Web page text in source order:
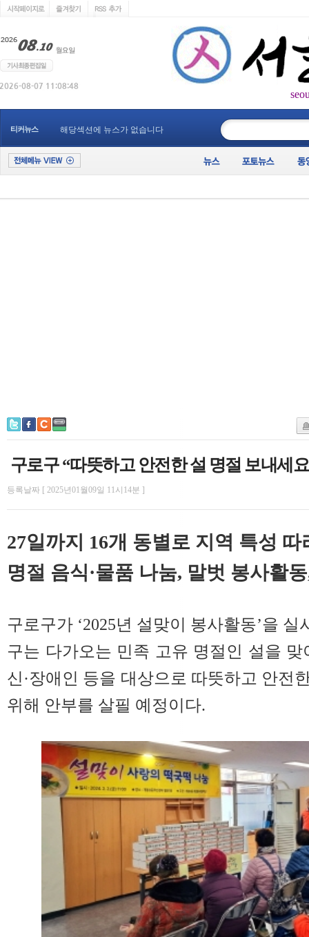
티커뉴스 해당섹션에 뉴스가 없습니다
구로구 “따뜻하고 안전한 설 명절 보내세
등록날짜 [ 2025년01월09일 11시14분 ]
27일까지 16개 동별로 지역 특성
명절 음식·물품 나눔, 말벗 봉사활
구로구가 ‘2025년 설맞이 봉사활동’을 실
구는 다가오는 민족 고유 명절인 설을 맞
신·장애인 등을 대상으로 따뜻하고 안전
위해 안부를 살필 예정이다.